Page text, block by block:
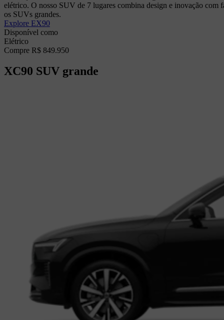
elétrico. O nosso SUV de 7 lugares combina design e inovação
os SUVs grandes.
Explore EX90
Disponível como
Elétrico
Compre R$ 849.950
XC90 SUV grande